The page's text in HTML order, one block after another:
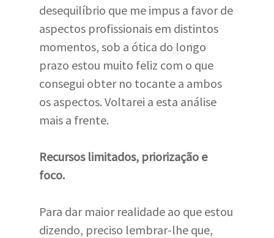
desequilíbrio que me impus a favor de
aspectos profissionais em distintos
momentos, sob a ótica do longo
prazo estou muito feliz com o que
consegui obter no tocante a ambos
os aspectos. Voltarei a esta análise
mais a frente.
Recursos limitados, priorização e
foco.
Para dar maior realidade ao que estou
dizendo, preciso lembrar-lhe que,